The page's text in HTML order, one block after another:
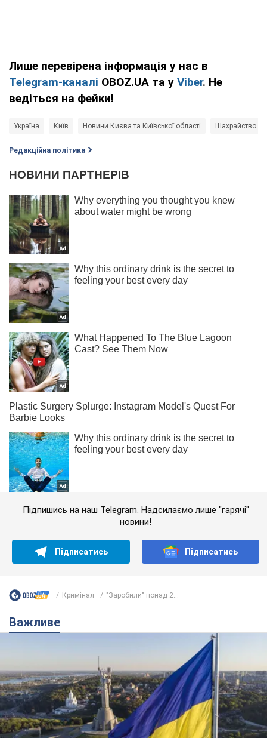
Лише перевірена інформація у нас в
Telegram-каналі OBOZ.UA та у Viber. Не
ведіться на фейки!
Україна Київ Новини Києва та Київської області Шахрайство
Редакційна політика
Підпишись на наш Telegram. Надсилаємо лише "гарячі"
новини!
Підписатись Підписатись
Кримінал "Заробили" понад 2...
Важливе